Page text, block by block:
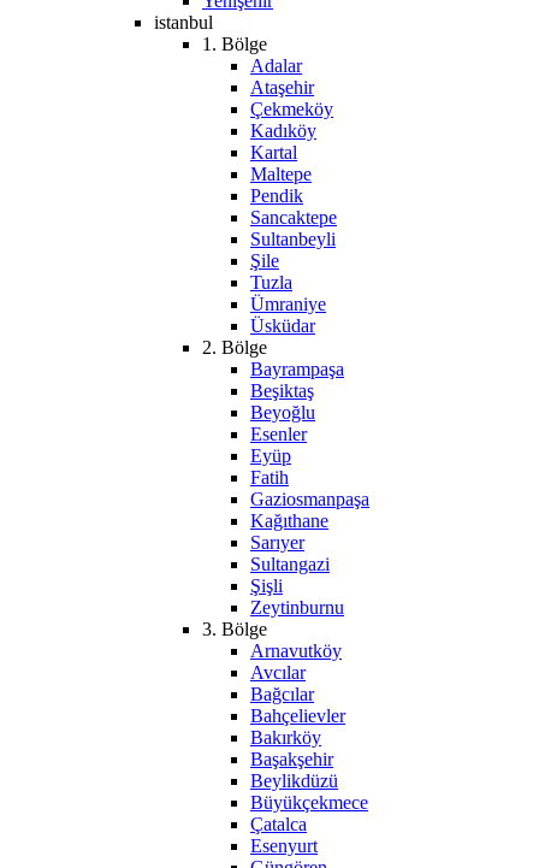
istanbul
1. Bölge
Adalar
Ataşehir
Çekmeköy
Kadıköy
Kartal
Maltepe
Pendik
Sancaktepe
Sultanbeyli
Şile
Tuzla
Ümraniye
Üsküdar
2. Bölge
Bayrampaşa
Beşiktaş
Beyoğlu
Esenler
Eyüp
Fatih
Gaziosmanpaşa
Kağıthane
Sarıyer
Sultangazi
Şişli
Zeytinburnu
3. Bölge
Arnavutköy
Avcılar
Bağcılar
Bahçelievler
Bakırköy
Başakşehir
Beylikdüzü
Büyükçekmece
Çatalca
Esenyurt